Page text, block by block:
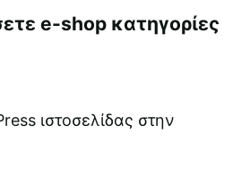
e-shop κατηγορίες